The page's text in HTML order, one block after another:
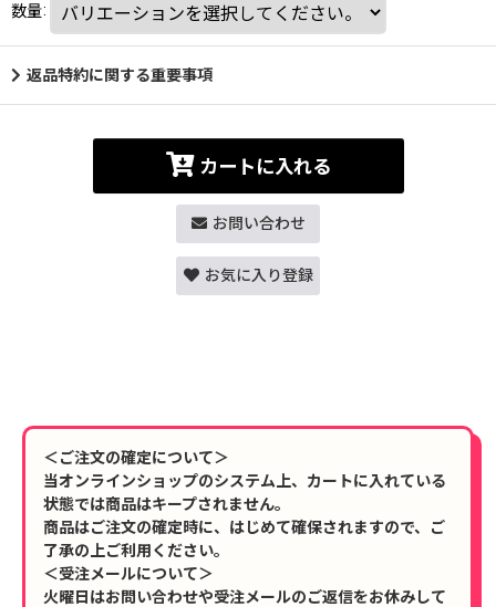
数量:
返品特約に関する重要事項
カートに入れる
お問い合わせ
お気に入り登録
＜ご注文の確定について＞
当オンラインショップのシステム上、カートに入れている
状態では商品はキープされません。
商品はご注文の確定時に、はじめて確保されますので、ご
了承の上ご利用ください。
＜受注メールについて＞
火曜日はお問い合わせや受注メールのご返信をお休みして